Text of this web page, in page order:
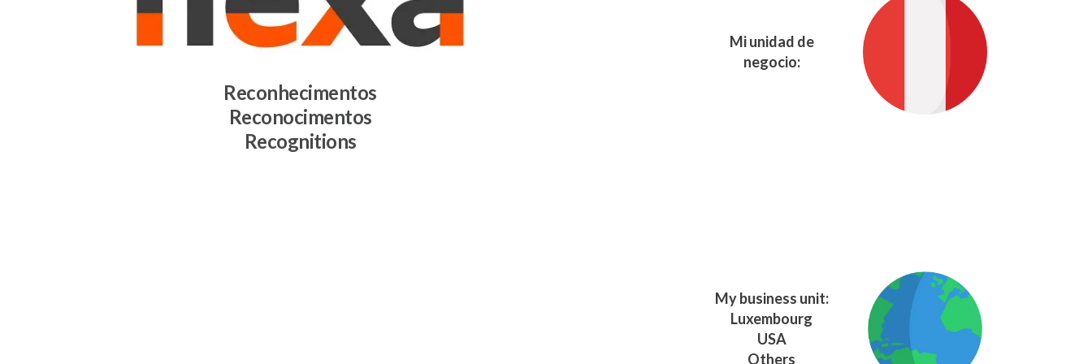
Reconhecimentos
Reconocimentos
Recognitions
Mi unidad de
negocio:
My business unit:
Luxembourg
USA
Others